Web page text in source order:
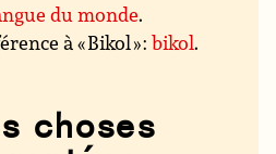
du monde.
à « Bikol » :bikol.
choses